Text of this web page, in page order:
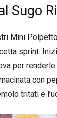
Sugo
Mini
sprint.
per
con
tritati e